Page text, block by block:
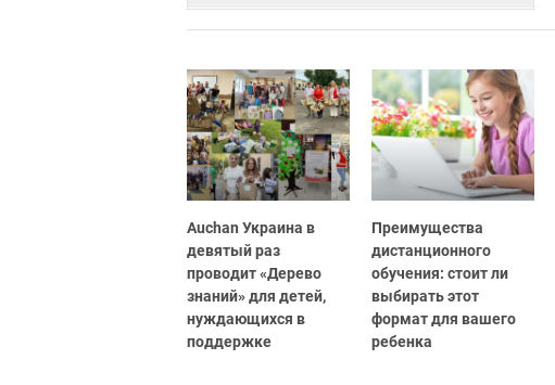
Auchan Украина в
девятый раз
проводит «Дерево
знаний» для детей,
нуждающихся в
поддержке
Преимущества
дистанционного
обучения: стоит ли
выбирать этот
формат для вашего
ребенка